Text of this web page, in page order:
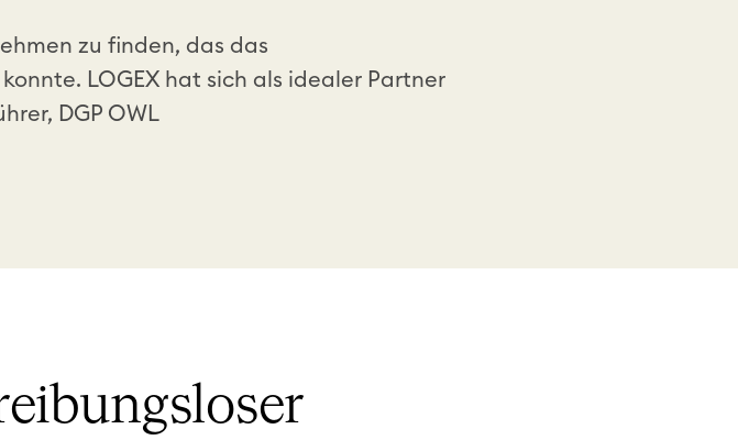
zu finden, das das
LOGEX hat sich als idealer Partner
DGP OWL